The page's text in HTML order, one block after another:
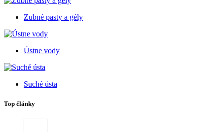
Zubné pasty a gély
Ústne vody
Suché ústa
Top články